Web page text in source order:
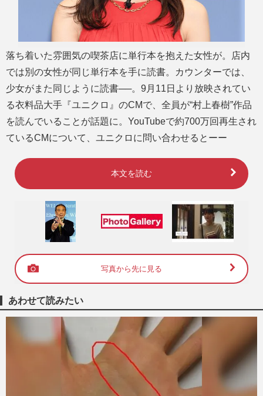
落ち着いた雰囲気の喫茶店に単行本を抱えた女性が。店内
では別の女性が同じ単行本を手に読書。カウンターでは、
少女がまた同じように読書──。9月11日より放映されてい
る衣料品大手『ユニクロ』のCMで、全員が“村上春樹”作品
を読んでいることが話題に。YouTubeで約700万回再生され
ているCMについて、ユニクロに問い合わせるとーー
本文を読む
写真から先に見る
あわせて読みたい